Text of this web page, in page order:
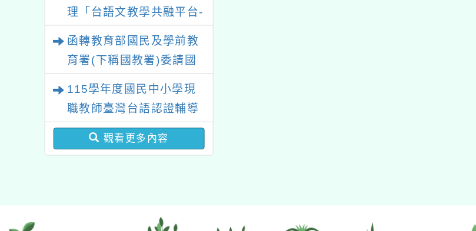
理「台語文教學共融平台-
函轉教育部國民及學前教
育署(下稱國教署)委請國
組G-4-6『健康學一下』
澳洲塔斯馬尼亞大學參訪
115學年度國民中小學現
職教師臺灣台語認證輔導
增能課程計畫
觀看更多內容